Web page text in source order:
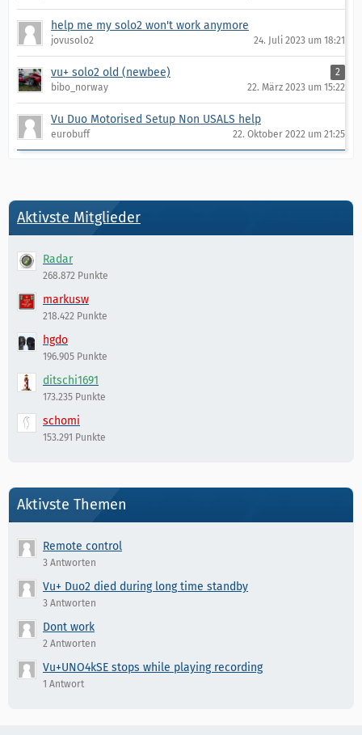
help me my solo2 won't work anymore
jovusolo2 24. Juli 2023 um 18:21
vu+ solo2 old (newbee)
2
bibo_norway
22. März 2023 um 15:22
Vu Duo Motorised Setup Non USALS help
eurobuff 22. Oktober 2022 um 21:25
Aktivste Mitglieder
Radar
268.872 Punkte
markusw
218.422 Punkte
hgdo
196.905 Punkte
ditschi1691
173.235 Punkte
schomi
153.291 Punkte
Aktivste Themen
Remote control
3 Antworten
Vu+ Duo2 died during long time standby
3 Antworten
Dont work
2 Antworten
Vu+UNO4kSE stops while playing recording
1 Antwort